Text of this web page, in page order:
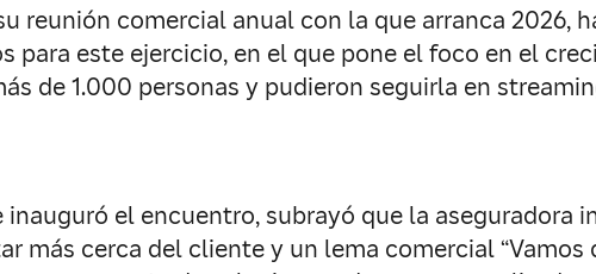
reunión comercial anual con la que arranca 2026,
para este ejercicio, en el que pone el foco en el
de 1.000 personas y pudieron seguirla en
inauguró el encuentro, subrayó que la aseguradora
más cerca del cliente y un lema comercial “Vamos